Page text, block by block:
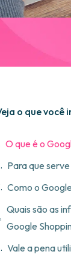
o que
O que é o
Para que
Como o
Quais são as
Google
Vale a pena